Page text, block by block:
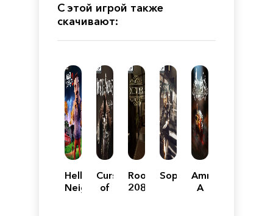
С этой игрой также
скачивают:
Hello
Neighbor
Curse
of
Room
208
SophontAmnesia:
A